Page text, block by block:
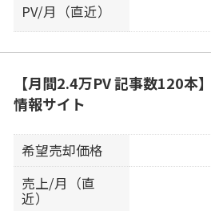
PV/月（直近）
【月間2.4万PV 記事数120本
情報サイト
希望売却価格
売上/月（直
近）